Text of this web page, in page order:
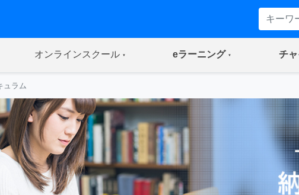
オンラインスクール(current) eラーニング(current) チ
ュラム